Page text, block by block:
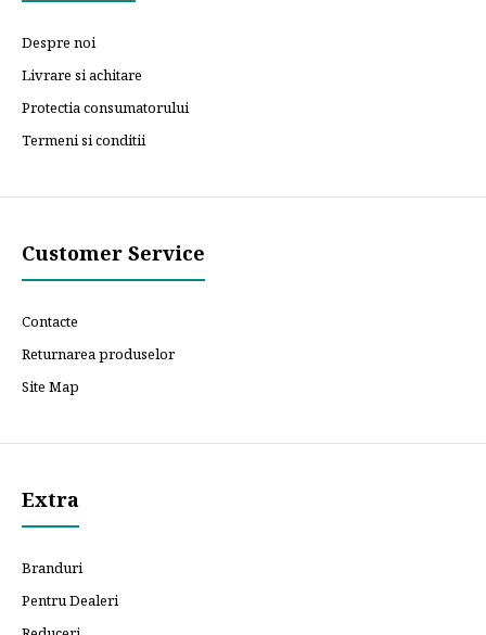
Despre noi
Livrare si achitare
Protectia consumatorului
Termeni si conditii
Customer Service
Contacte
Returnarea produselor
Site Map
Extra
Branduri
Pentru Dealeri